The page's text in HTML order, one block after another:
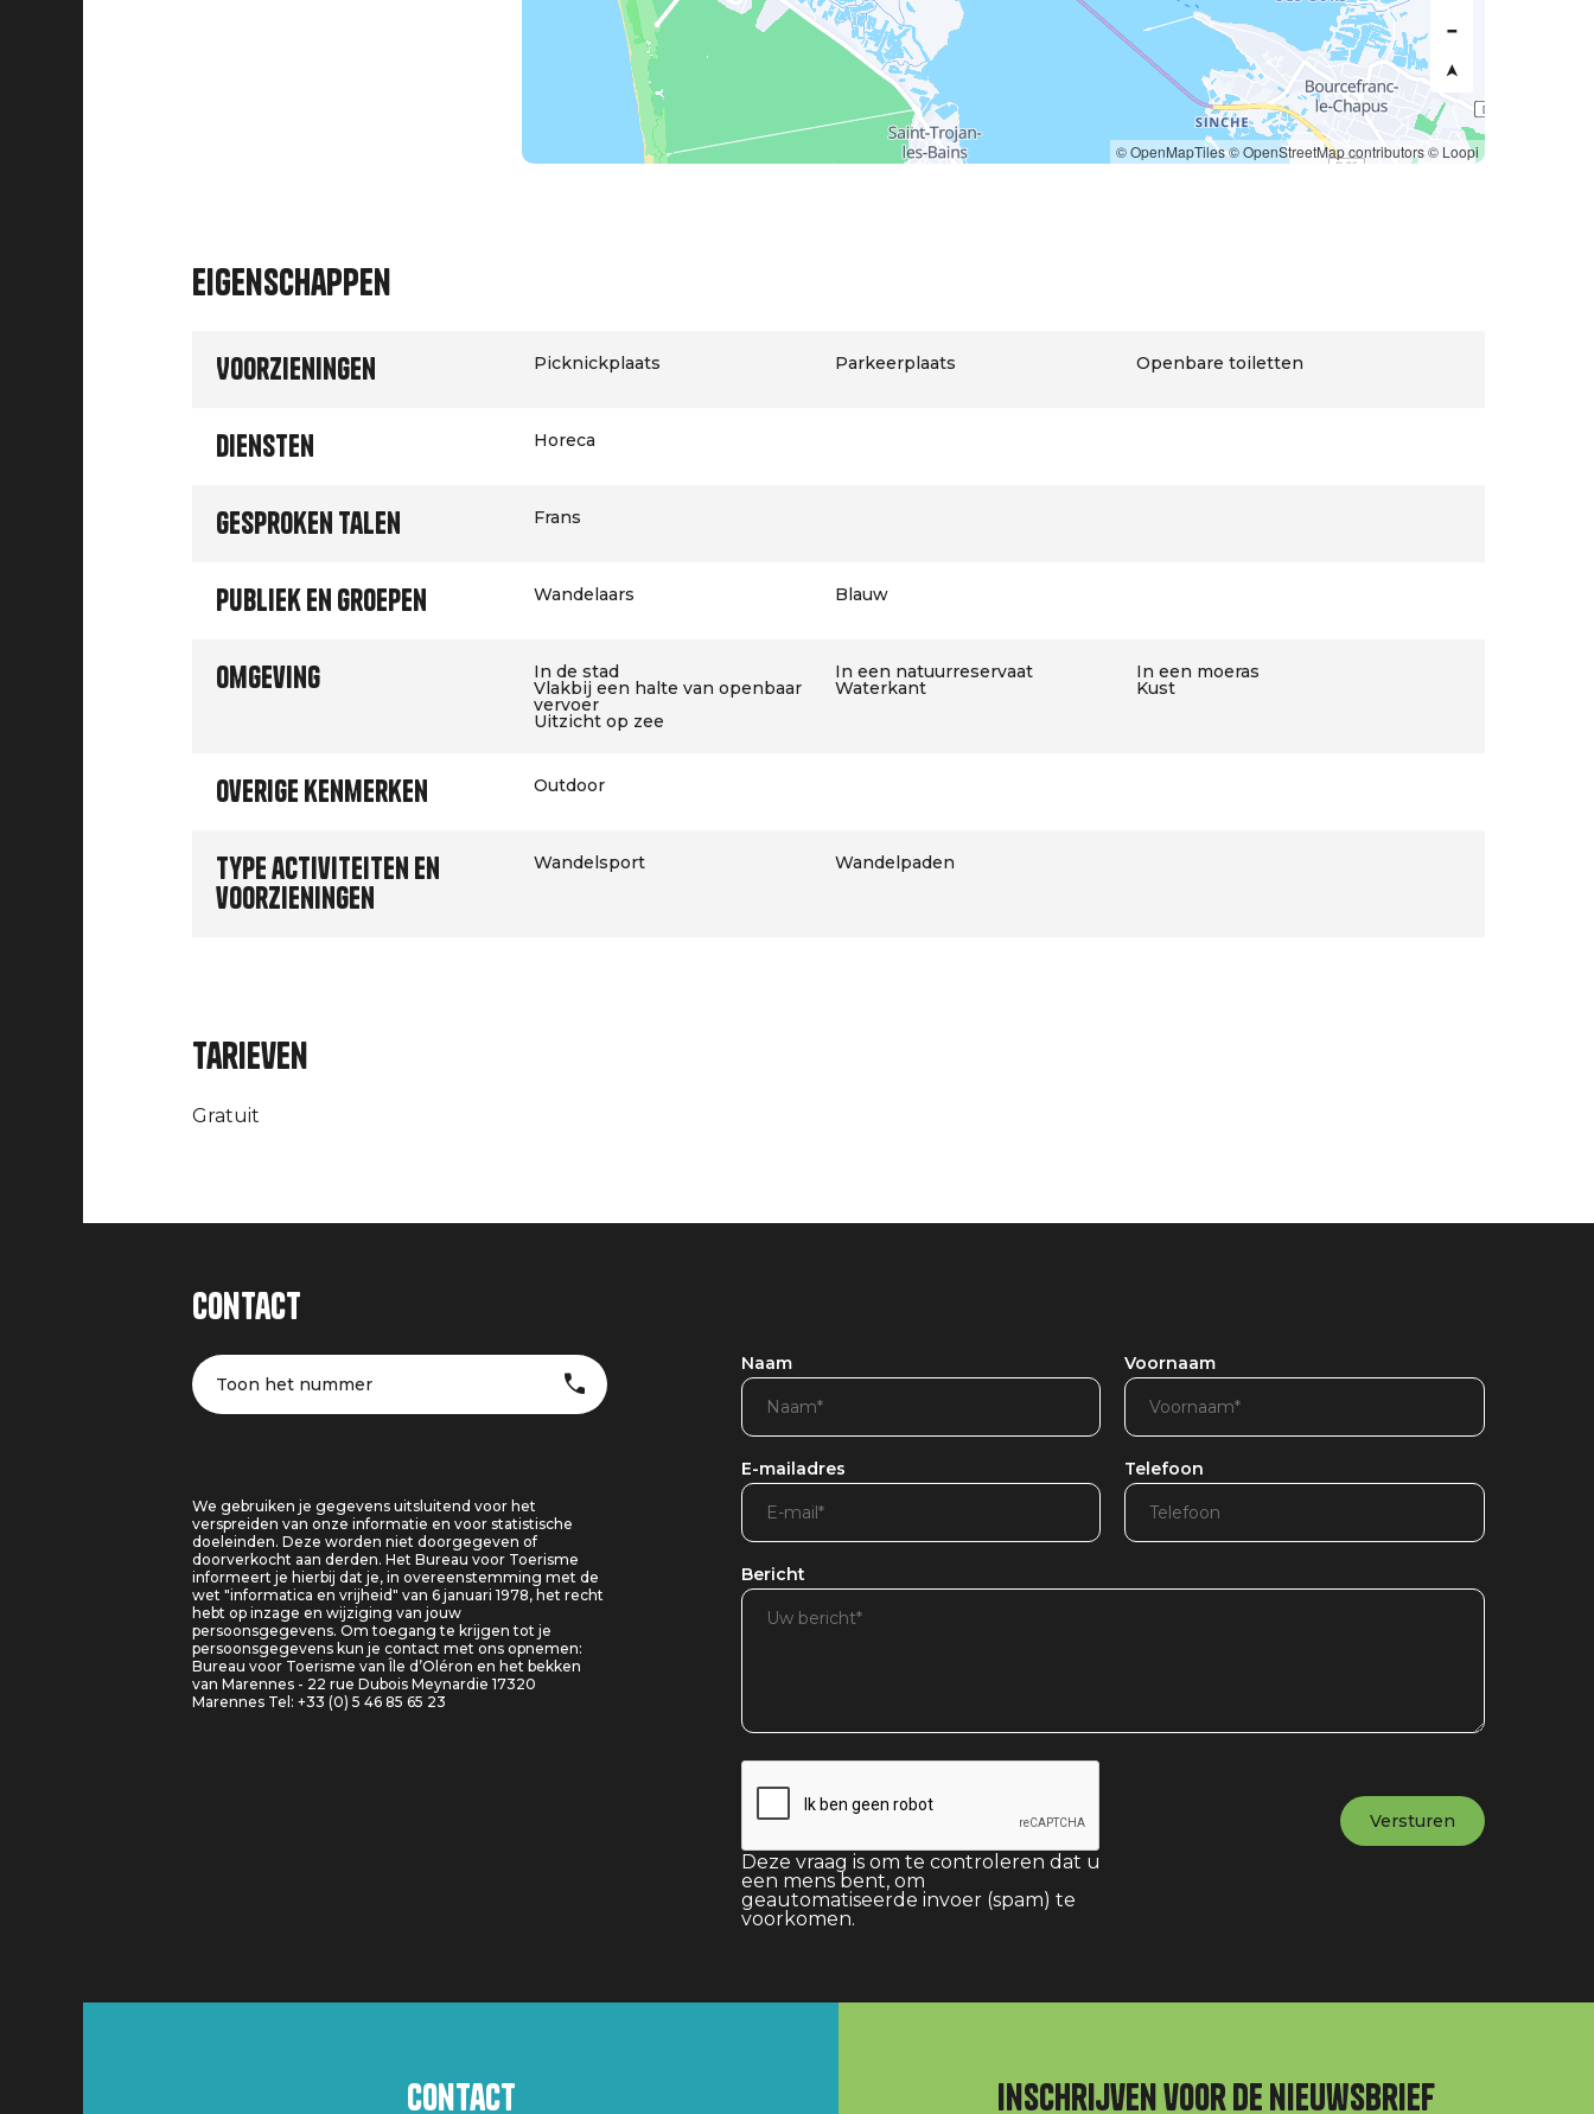
© OpenMapTiles© OpenStreetMap contributors© Loopi
Eigenschappen
Voorzieningen Picknickplaats Parkeerplaats Openbare toiletten
Diensten Horeca
Gesproken talen Frans
Publiek en groepen Wandelaars Blauw
Omgeving In de stad In een natuurreservaat In een moeras
Vlakbij een halte van openbaar
vervoer
Waterkant
Kust
Uitzicht op zee
Overige kenmerken Outdoor
Type activiteiten en
voorzieningen
Wandelsport Wandelpaden
Tarieven
Gratuit
Contact
Toon het nummer
We gebruiken je gegevens uitsluitend voor het
verspreiden van onze informatie en voor statistische
doeleinden. Deze worden niet doorgegeven of
doorverkocht aan derden. Het Bureau voor Toerisme
informeert je hierbij dat je, in overeenstemming met de
wet "informatica en vrijheid" van 6 januari 1978, het recht
hebt op inzage en wijziging van jouw
persoonsgegevens. Om toegang te krijgen tot je
persoonsgegevens kun je contact met ons opnemen:
Bureau voor Toerisme van Île d’Oléron en het bekken
van Marennes - 22 rue Dubois Meynardie 17320
Marennes Tel: +33 (0) 5 46 85 65 23
Naam Voornaam
E-mailadres Telefoon
Bericht
Deze vraag is om te controleren dat u
een mens bent, om
geautomatiseerde invoer (spam) te
voorkomen.
Contact Inschrijven voor de nieuwsbrief